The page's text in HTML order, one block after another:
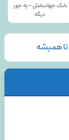
بابک جهانبخش - یه جور
دیگه
تا همیشه